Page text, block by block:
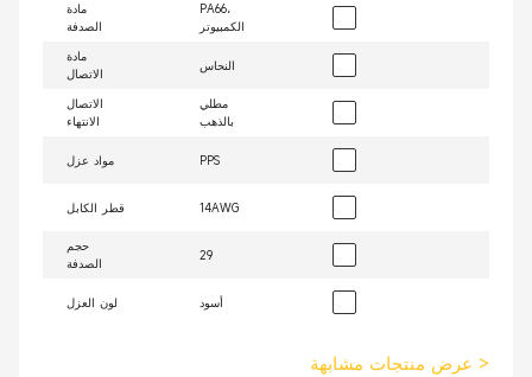
مادة
الصدفة
PA66،
الكمبيوتر
مادة
الاتصال
النحاس
الاتصال
الانتهاء
مطلي
بالذهب
مواد عزل PPS
قطر الكابل 14AWG
حجم
الصدفة
29
لون العزل أسود
>